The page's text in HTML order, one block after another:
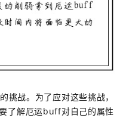
战。为了应对这些挑战，
了解厄运buff对自己的属性